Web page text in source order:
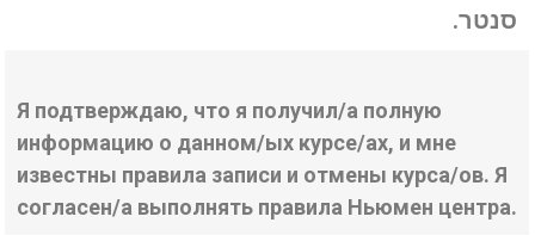
סנטר.
Я подтверждаю, что я получил/а полную
информацию о данном/ых курсе/ах, и мне
известны правила записи и отмены курса/ов. Я
согласен/а выполнять правила Ньюмен центра.